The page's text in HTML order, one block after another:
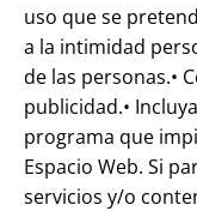
uso que se
a la intimidad
de las personas.•
publicidad.•
programa que
Espacio Web. Si
servicios y/o